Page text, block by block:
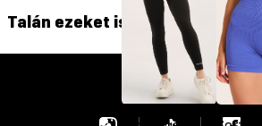
Talán ezeket is szereted
GYM GLAMOUR